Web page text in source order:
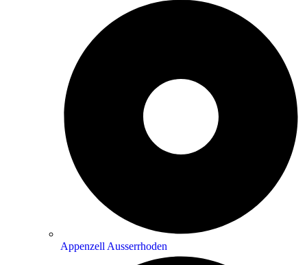
Appenzell Ausserrhoden